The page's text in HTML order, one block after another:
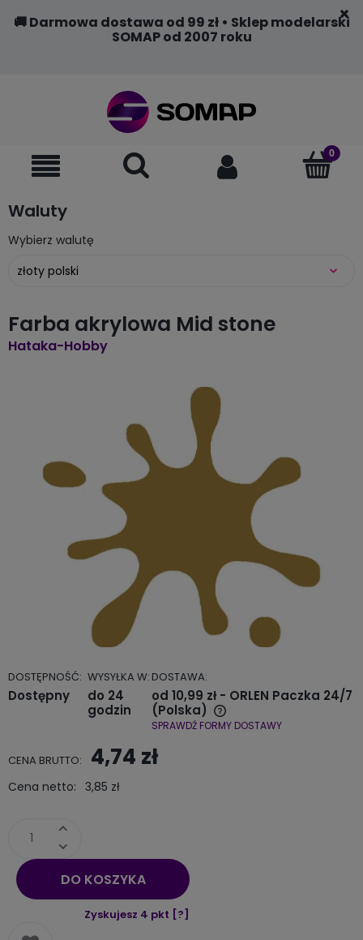
🚚 Darmowa dostawa od 99 zł • Sklep modelarski
SOMAP od 2007 roku
Waluty
Wybierz walutę
Farba akrylowa Mid stone
Hataka-Hobby
DOSTĘPNOŚĆ:
Dostępny
WYSYŁKA W:
do 24
godzin
DOSTAWA:
od 10,99 zł - ORLEN Paczka 24/7
(Polska)
Cena nie zawiera ewentualnych kosztów płatności
SPRAWDŹ FORMY DOSTAWY
CENA BRUTTO: 4,74 zł
Cena netto: 3,85 zł
DO KOSZYKA
Zyskujesz 4 pkt [?]